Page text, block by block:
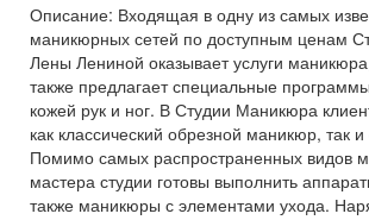
Описание: Входящая в одну из самых
маникюрных сетей по доступным ценам
Лены Лениной оказывает услуги
также предлагает специальные
кожей рук и ног. В Студии Маникюра
как классический обрезной маникюр, так
Помимо самых распространенных видов
мастера студии готовы выполнить
также маникюры с элементами ухода.